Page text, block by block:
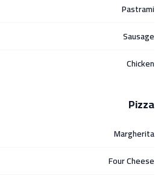
Pastrami
Sausage
Chicken
Pizza
Margherita
Four Cheese